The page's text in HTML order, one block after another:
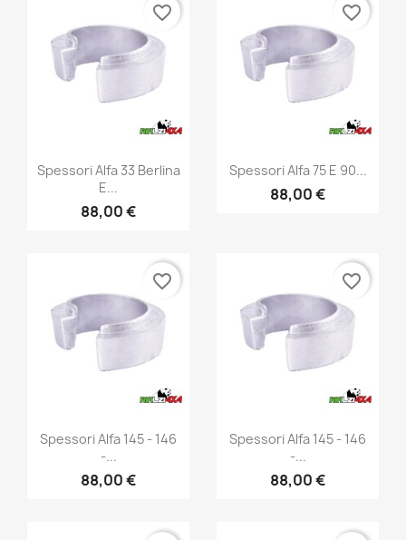
Anteprima
Spessori Alfa 33 Berlina
E...
88,00 €
favorite_border
Anteprima
Spessori Alfa 75 E 90...
88,00 €
favorite_border
Anteprima
Spessori Alfa 145 - 146
-...
88,00 €
favorite_border
Anteprima
Spessori Alfa 145 - 146
-...
88,00 €
favorite_border